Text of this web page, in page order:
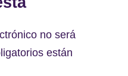
no será
están